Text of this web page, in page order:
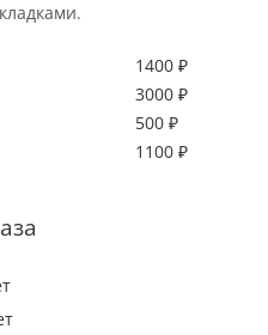
1400 ₽
3000 ₽
500 ₽
1100 ₽